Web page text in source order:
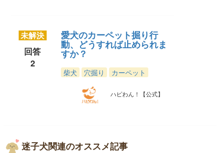
未解決
回答
2
愛犬のカーペット掘り行
動、どうすれば止められま
すか？
柴犬 穴掘り カーペット
ハピわん！【公式】
迷子犬関連のオススメ記事